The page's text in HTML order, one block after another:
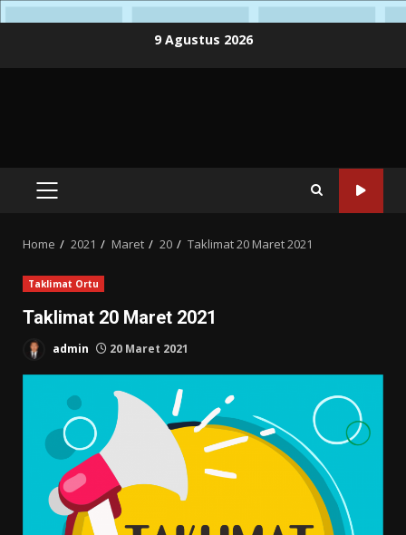
9 Agustus 2026
PRIMARY
Home 2021 Maret 20 Taklimat 20 Maret 2021
Taklimat Ortu
Taklimat 20 Maret 2021
admin 20 Maret 2021